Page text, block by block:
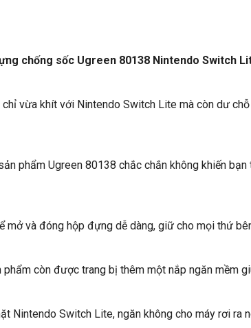
chống sốc Ugreen 80138 Nintendo Switch
vừa khít với Nintendo Switch Lite mà còn dư
phẩm Ugreen 80138 chắc chắn không khiến
mở và đóng hộp đựng dễ dàng, giữ cho mọi thứ
còn được trang bị thêm một nắp ngăn mềm
Nintendo Switch Lite, ngăn không cho máy rơi ra